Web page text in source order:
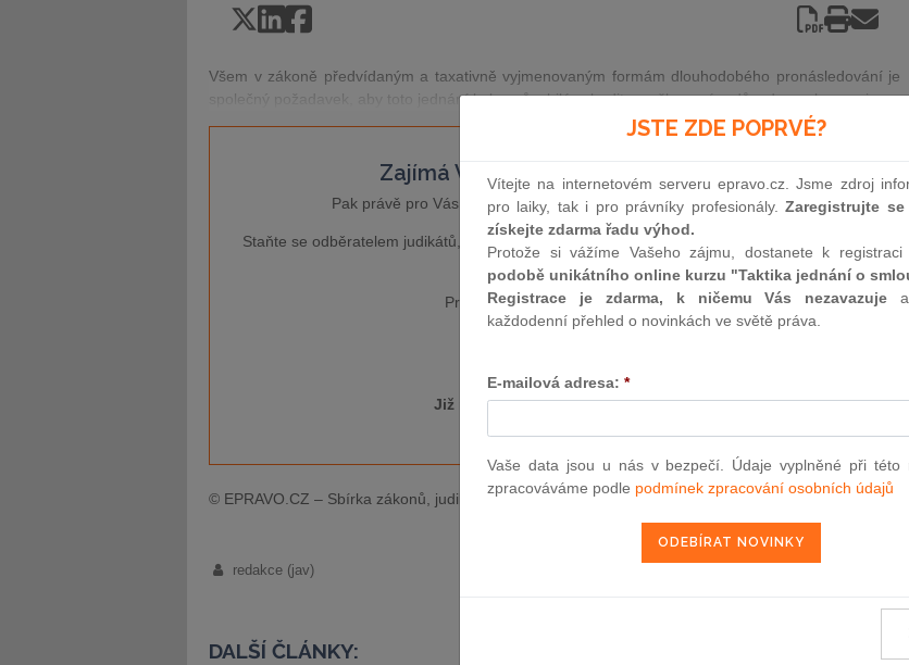
Všem v zákoně předvídaným a taxativně vyjmenovaným formám dlouhodobého pronásledování je
společný požadavek, aby toto jednání bylo způsobilé vzbudit v poškozeném důvodnou obavu o j
Zajímá Vás tento aktuální judikát?
Pak právě pro Vás je určena naše služba „ Monitoring judikatury“.
Staňte se odběratelem judikátů, které jsou určené pouze předplatitelům a nejsou přístupné
Pro více informací navštivte náš
Již mám předplatné -přihlásit se
© EPRAVO.CZ – Sbírka zákonů, judikatura, právo |www.epravo.cz
redakce (jav)
DALŠÍ ČLÁNKY:
JSTE ZDE POPRVÉ?
Vítejte na internetovém serveru epravo.cz. Jsme zdroj
pro laiky, tak i pro právníky profesionály.Zaregistrujte
získejte zdarma řadu výhod.
Protože si vážíme Vašeho zájmu, dostanete k
podobě unikátního online kurzu "Taktika jednání o
Registrace je zdarma, k ničemu Vás nezavazuje
každodenní přehled o novinkách ve světě práva.
E-mailová adresa: *
Vaše data jsou u nás v bezpečí. Údaje vyplněné při této
zpracováváme podle podmínek zpracování osobních údajů